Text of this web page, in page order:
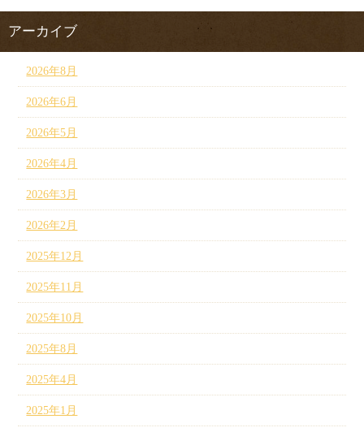
アーカイブ
2026年8月
2026年6月
2026年5月
2026年4月
2026年3月
2026年2月
2025年12月
2025年11月
2025年10月
2025年8月
2025年4月
2025年1月